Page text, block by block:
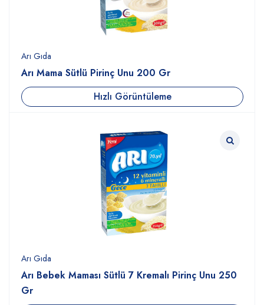
Arı Gıda
Arı Mama Sütlü Pirinç Unu 200 Gr
Hızlı Görüntüleme
Arı Gıda
Arı Bebek Maması Sütlü 7 Kremalı Pirinç Unu 250
Gr